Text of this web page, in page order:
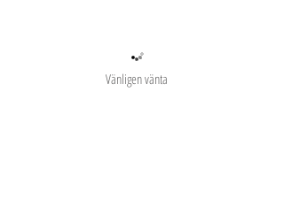
Vänligen vänta